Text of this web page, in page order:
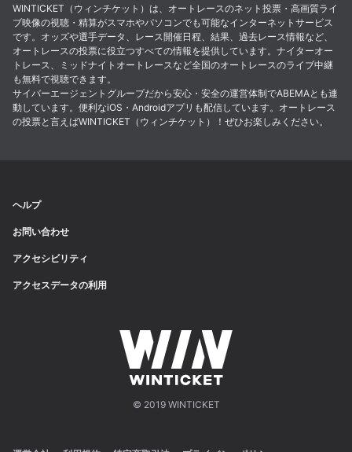
WINTICKET（ウィンチケット）は、オートレースのネット投票・高画質ライ
ブ映像の視聴・精算がスマホやパソコンでも可能なインターネットサービス
です。オッズや選手データ、レース開催日程、結果、過去レース情報など、
オートレースの投票に役立つすべての情報を提供しています。ナイターオー
トレース、ミッドナイトオートレースなど全国のオートレースのライブ中継
も無料で視聴できます。
サイバーエージェントグループだから安心・安全の運営体制でABEMAとも連
動しています。便利なiOS・Androidアプリも配信しています。オートレース
の投票と言えばWINTICKET（ウィンチケット）！ぜひお楽しみください。
ヘルプ
お問い合わせ
アクセシビリティ
アクセスデータの利用
© 2019 WINTICKET